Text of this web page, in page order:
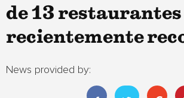
de 13 restaurantes
recientemente
News provided by: